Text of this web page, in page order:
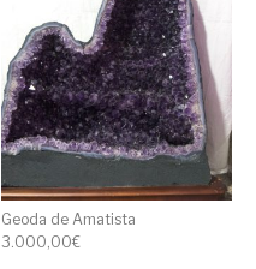
Geoda de Amatista
3.000,00€